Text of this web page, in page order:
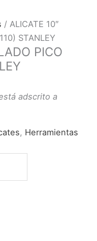
/ ALICATE 10″
STANLEY
PICO
adscrito a
, Herramientas